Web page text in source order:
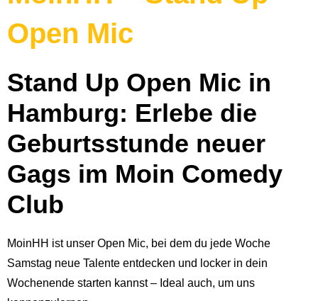
Open Mic
Stand Up Open Mic in
Hamburg: Erlebe die
Geburtsstunde neuer
Gags im Moin Comedy
Club
MoinHH ist unser Open Mic, bei dem du jede Woche
Samstag neue Talente entdecken und locker in dein
Wochenende starten kannst – Ideal auch, um uns